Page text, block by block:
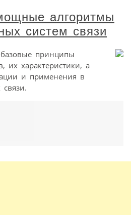
алгоритмы
систем связи
принципы
их характеристики, а
и применения в